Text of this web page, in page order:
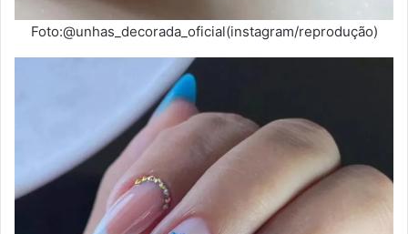
Foto:@unhas_decorada_oficial(instagram/reprodução)